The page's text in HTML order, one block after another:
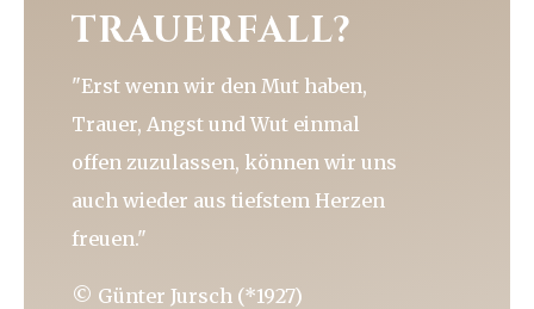
TRAUERFALL?
"Erst wenn wir den Mut haben,
Trauer, Angst und Wut einmal
offen zuzulassen, können wir uns
auch wieder aus tiefstem Herzen
freuen."
© Günter Jursch (*1927)